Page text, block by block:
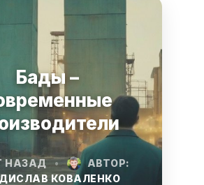
Бады –
НАЗАД •
АВТОР:
КОВАЛЕНКО